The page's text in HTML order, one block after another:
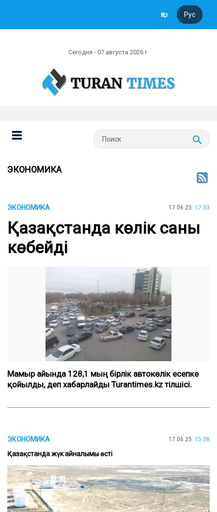
Қаз Рус
Сегодня - 07 августа 2026 г
ЭКОНОМИКА
ЭКОНОМИКА 17.06.25 17:33
Қазақстанда көлік саны
көбейді
Мамыр айында 128,1 мың бірлік автокөлік есепке
қойылды, деп хабарлайды Turantimes.kz тілшісі.
ЭКОНОМИКА 17.06.25 15:38
Қазақстанда жүк айналымы өсті